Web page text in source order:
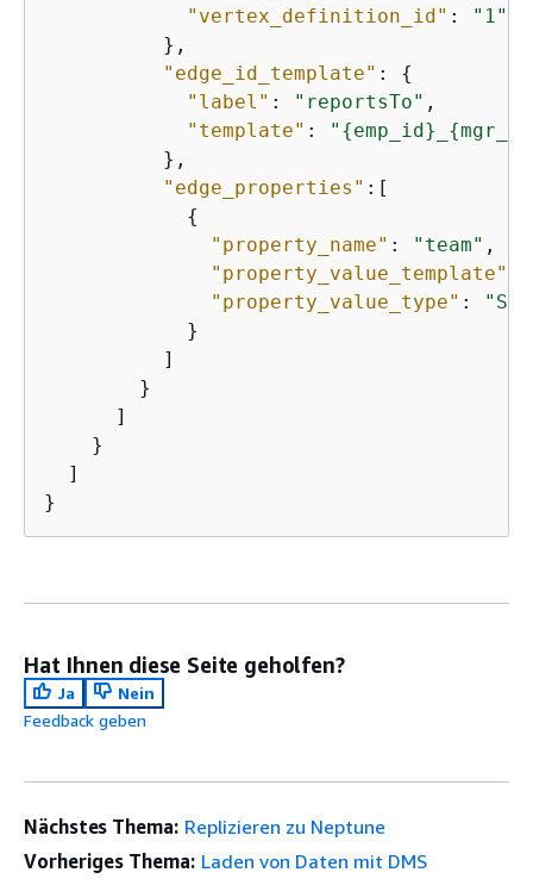
"vertex_definition_id" :
"1"
          },
"edge_id_template" : {
"label" : "reportsTo" ,
"template" : " {emp_id}_ {
          },
"edge_properties" :[
{
"property_name" : "team" ,
"property_value_template"
"property_value_type" :
            }
          ]
        }
      ]
    }
  ]
}
Hat Ihnen diese Seite geholfen?
Ja
Nein
Feedback geben
Nächstes Thema: Replizieren zu Neptune
Vorheriges Thema: Laden von Daten mit DMS